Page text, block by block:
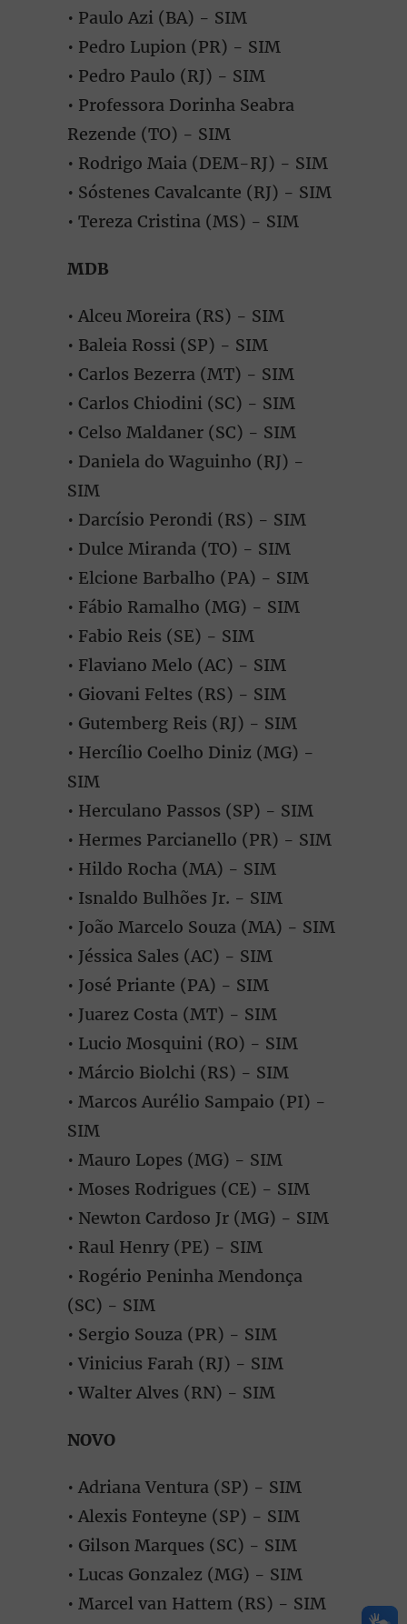
• Paulo Azi (BA) - SIM
• Pedro Lupion (PR) - SIM
• Pedro Paulo (RJ) - SIM
• Professora Dorinha Seabra
Rezende (TO) - SIM
• Rodrigo Maia (DEM-RJ) - SIM
• Sóstenes Cavalcante (RJ) - SIM
• Tereza Cristina (MS) - SIM
MDB
• Alceu Moreira (RS) - SIM
• Baleia Rossi (SP) - SIM
• Carlos Bezerra (MT) - SIM
• Carlos Chiodini (SC) - SIM
• Celso Maldaner (SC) - SIM
• Daniela do Waguinho (RJ) -
SIM
• Darcísio Perondi (RS) - SIM
• Dulce Miranda (TO) - SIM
• Elcione Barbalho (PA) - SIM
• Fábio Ramalho (MG) - SIM
• Fabio Reis (SE) - SIM
• Flaviano Melo (AC) - SIM
• Giovani Feltes (RS) - SIM
• Gutemberg Reis (RJ) - SIM
• Hercílio Coelho Diniz (MG) -
SIM
• Herculano Passos (SP) - SIM
• Hermes Parcianello (PR) - SIM
• Hildo Rocha (MA) - SIM
• Isnaldo Bulhões Jr. - SIM
• João Marcelo Souza (MA) - SIM
• Jéssica Sales (AC) - SIM
• José Priante (PA) - SIM
• Juarez Costa (MT) - SIM
• Lucio Mosquini (RO) - SIM
• Márcio Biolchi (RS) - SIM
• Marcos Aurélio Sampaio (PI) -
SIM
• Mauro Lopes (MG) - SIM
• Moses Rodrigues (CE) - SIM
• Newton Cardoso Jr (MG) - SIM
• Raul Henry (PE) - SIM
• Rogério Peninha Mendonça
(SC) - SIM
• Sergio Souza (PR) - SIM
• Vinicius Farah (RJ) - SIM
• Walter Alves (RN) - SIM
NOVO
• Adriana Ventura (SP) - SIM
• Alexis Fonteyne (SP) - SIM
• Gilson Marques (SC) - SIM
• Lucas Gonzalez (MG) - SIM
• Marcel van Hattem (RS) - SIM